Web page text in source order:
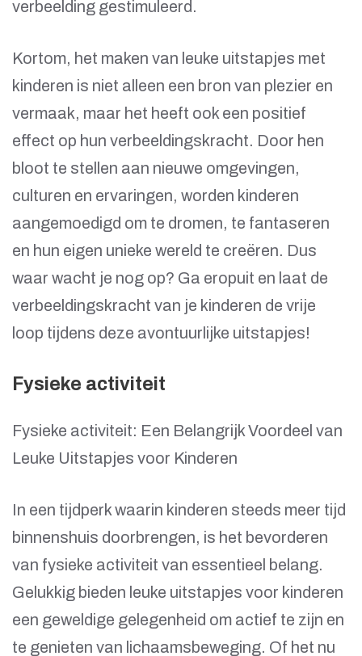
verbeelding gestimuleerd.
Kortom, het maken van leuke uitstapjes met
kinderen is niet alleen een bron van plezier en
vermaak, maar het heeft ook een positief
effect op hun verbeeldingskracht. Door hen
bloot te stellen aan nieuwe omgevingen,
culturen en ervaringen, worden kinderen
aangemoedigd om te dromen, te fantaseren
en hun eigen unieke wereld te creëren. Dus
waar wacht je nog op? Ga eropuit en laat de
verbeeldingskracht van je kinderen de vrije
loop tijdens deze avontuurlijke uitstapjes!
Fysieke activiteit
Fysieke activiteit: Een Belangrijk Voordeel van
Leuke Uitstapjes voor Kinderen
In een tijdperk waarin kinderen steeds meer tijd
binnenshuis doorbrengen, is het bevorderen
van fysieke activiteit van essentieel belang.
Gelukkig bieden leuke uitstapjes voor kinderen
een geweldige gelegenheid om actief te zijn en
te genieten van lichaamsbeweging. Of het nu